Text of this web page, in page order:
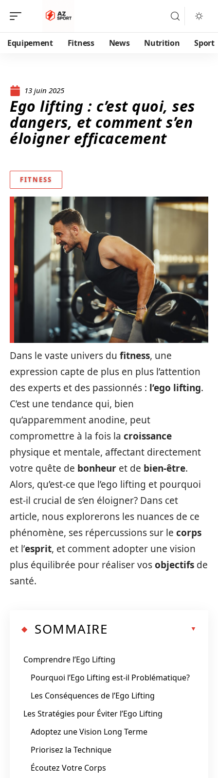
Equipement Fitness News Nutrition Sport
13 juin 2025
Ego lifting : c’est quoi, ses
dangers, et comment s’en
éloigner efficacement
FITNESS
Dans le vaste univers du fitness, une
expression capte de plus en plus l’attention
des experts et des passionnés : l’ego lifting.
C’est une tendance qui, bien
qu’apparemment anodine, peut
compromettre à la fois la croissance
physique et mentale, affectant directement
votre quête de bonheur et de bien-être.
Alors, qu’est-ce que l’ego lifting et pourquoi
est-il crucial de s’en éloigner? Dans cet
article, nous explorerons les nuances de ce
phénomène, ses répercussions sur le corps
et l’esprit, et comment adopter une vision
plus équilibrée pour réaliser vosobjectifs de
santé.
SOMMAIRE
Comprendre l’Ego Lifting
Pourquoi l’Ego Lifting est-il Problématique?
Les Conséquences de l’Ego Lifting
Les Stratégies pour Éviter l’Ego Lifting
Adoptez une Vision Long Terme
Priorisez la Technique
Écoutez Votre Corps